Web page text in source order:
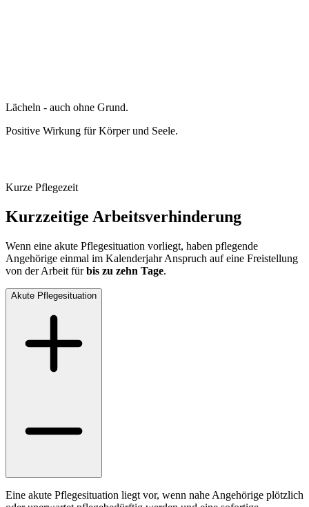
Lächeln - auch ohne Grund.
Positive Wirkung für Körper und Seele.
Kurze Pflegezeit
Kurzzeitige Arbeitsverhinderung
Wenn eine akute Pflegesituation vorliegt, haben pflegende
Angehörige einmal im Kalenderjahr Anspruch auf eine Freistellung
von der Arbeit fürbis zu zehn Tage.
Akute Pflegesituation
Eine akute Pflegesituation liegt vor, wenn nahe Angehörige plötzlich